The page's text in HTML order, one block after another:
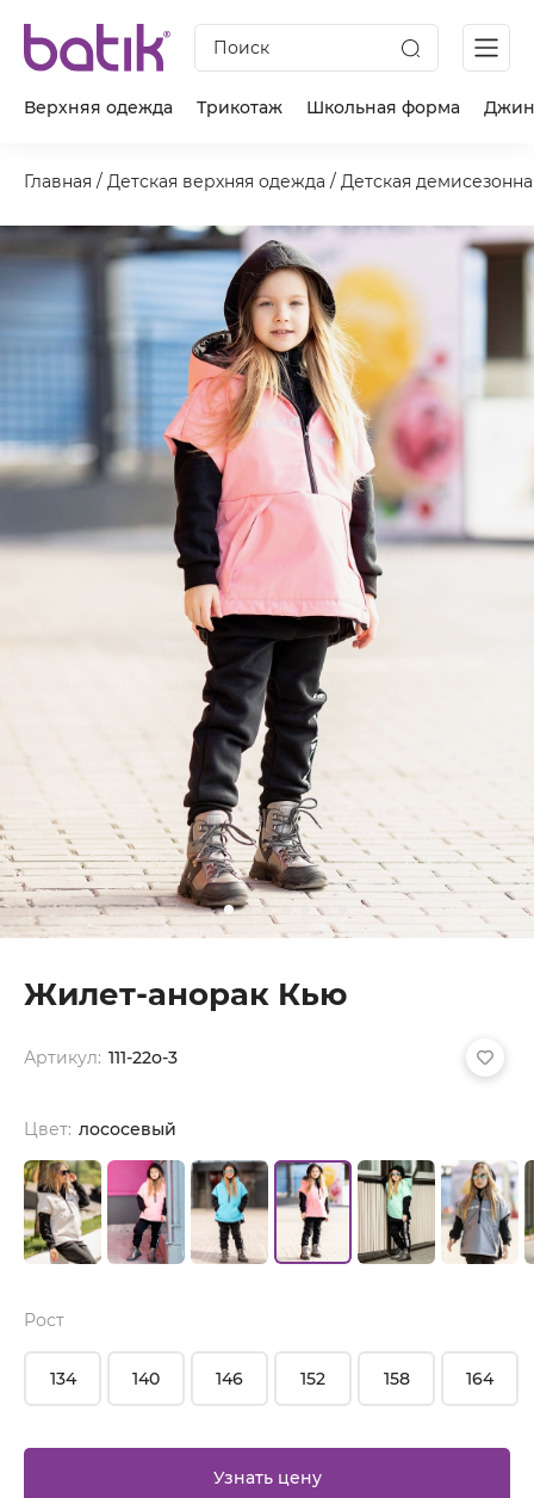
Поиск
Верхняя одежда Трикотаж Школьная форма
Главная / Детская верхняя одежда / Детская
Жилет-анорак Кью
Артикул: 111-22о-3
Цвет: лососевый
Рост
134 140 146 152 158 164
Узнать цену